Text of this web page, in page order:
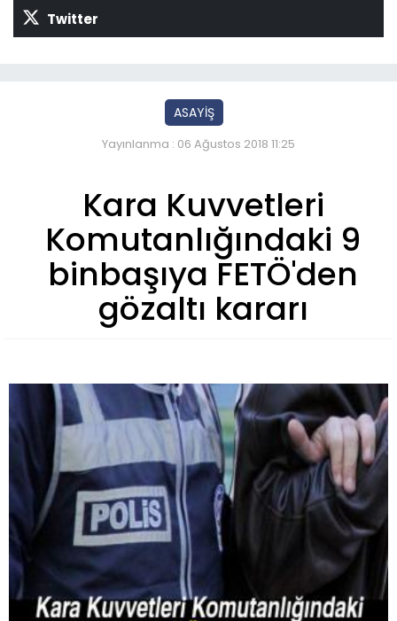
Twitter
ASAYİŞ
Yayınlanma : 06 Ağustos 2018 11:25
Kara Kuvvetleri
Komutanlığındaki 9
binbaşıya FETÖ'den
gözaltı kararı